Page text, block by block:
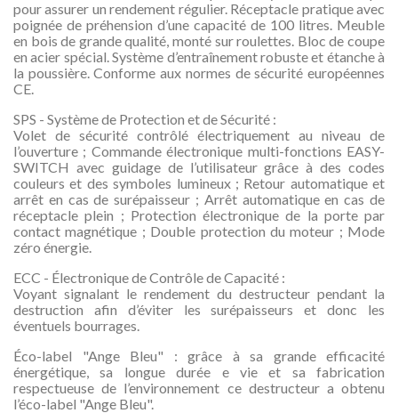
pour assurer un rendement régulier. Réceptacle pratique avec
poignée de préhension d’une capacité de 100 litres. Meuble
en bois de grande qualité, monté sur roulettes. Bloc de coupe
en acier spécial. Système d’entraînement robuste et étanche à
la poussière. Conforme aux normes de sécurité européennes
CE.
SPS - Système de Protection et de Sécurité :
Volet de sécurité contrôlé électriquement au niveau de
l’ouverture ; Commande électronique multi-fonctions EASY-
SWITCH avec guidage de l’utilisateur grâce à des codes
couleurs et des symboles lumineux ; Retour automatique et
arrêt en cas de surépaisseur ; Arrêt automatique en cas de
réceptacle plein ; Protection électronique de la porte par
contact magnétique ; Double protection du moteur ; Mode
zéro énergie.
ECC - Électronique de Contrôle de Capacité :
Voyant signalant le rendement du destructeur pendant la
destruction afin d’éviter les surépaisseurs et donc les
éventuels bourrages.
Éco-label "Ange Bleu" : grâce à sa grande efficacité
énergétique, sa longue durée e vie et sa fabrication
respectueuse de l’environnement ce destructeur a obtenu
l’éco-label "Ange Bleu".